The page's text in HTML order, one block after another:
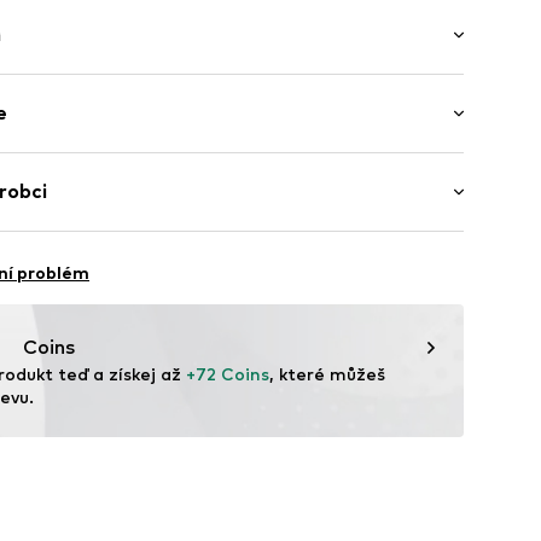
lem
Dark GreyS
problém
Coins
teď a získej až +72 Coins, které můžeš